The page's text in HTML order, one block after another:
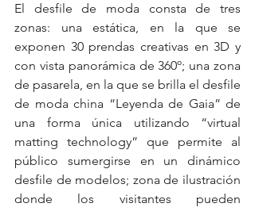
El desfile de moda consta de tres
zonas: una estática, en la que se
exponen 30 prendas creativas en 3D y
con vista panorámica de 360º; una zona
de pasarela, en la que se brilla el desfile
de moda china “Leyenda de Gaia” de
una forma única utilizando “virtual
matting technology” que permite al
público sumergirse en un dinámico
desfile de modelos; zona de ilustración
donde los visitantes pueden